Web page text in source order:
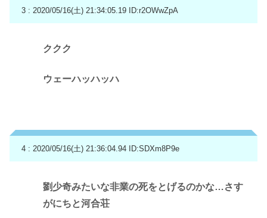
3 : 2020/05/16(土) 21:34:05.19 ID:r2OWwZpA
ククク
ウェーハッハッハ
4 : 2020/05/16(土) 21:36:04.94 ID:SDXm8P9e
劉少奇みたいな非業の死をとげるのかな…さす
がにちと河合荘